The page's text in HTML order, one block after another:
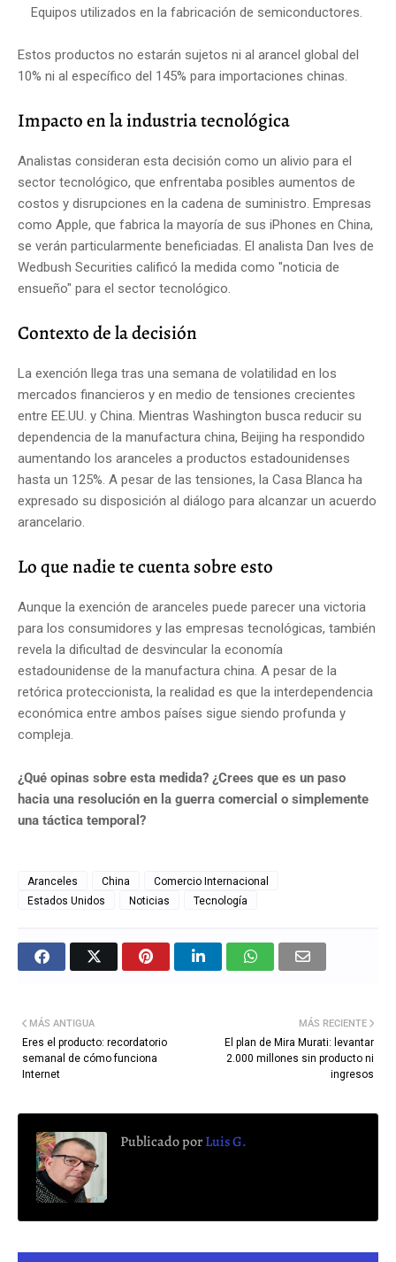
Equipos utilizados en la fabricación de semiconductores.
Estos productos no estarán sujetos ni al arancel global del
10% ni al específico del 145% para importaciones chinas.
Impacto en la industria tecnológica
Analistas consideran esta decisión como un alivio para el
sector tecnológico, que enfrentaba posibles aumentos de
costos y disrupciones en la cadena de suministro. Empresas
como Apple, que fabrica la mayoría de sus iPhones en China,
se verán particularmente beneficiadas. El analista Dan Ives de
Wedbush Securities calificó la medida como "noticia de
ensueño" para el sector tecnológico.
Contexto de la decisión
La exención llega tras una semana de volatilidad en los
mercados financieros y en medio de tensiones crecientes
entre EE.UU. y China. Mientras Washington busca reducir su
dependencia de la manufactura china, Beijing ha respondido
aumentando los aranceles a productos estadounidenses
hasta un 125%. A pesar de las tensiones, la Casa Blanca ha
expresado su disposición al diálogo para alcanzar un acuerdo
arancelario.
Lo que nadie te cuenta sobre esto
Aunque la exención de aranceles puede parecer una victoria
para los consumidores y las empresas tecnológicas, también
revela la dificultad de desvincular la economía
estadounidense de la manufactura china. A pesar de la
retórica proteccionista, la realidad es que la interdependencia
económica entre ambos países sigue siendo profunda y
compleja.
¿Qué opinas sobre esta medida? ¿Crees que es un paso
hacia una resolución en la guerra comercial o simplemente
una táctica temporal?
Aranceles China
Comercio Internacional
Estados Unidos
Noticias Tecnología
MÁS RECIENTE
El plan de Mira Murati: levantar
2.000 millones sin producto ni
ingresos
MÁS ANTIGUA
Eres el producto: recordatorio
semanal de cómo funciona
Internet
Publicado porLuis G.